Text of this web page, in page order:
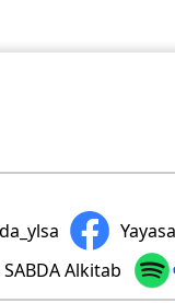
SABDA Alkitab